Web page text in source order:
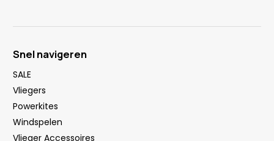
Snel navigeren
SALE
Vliegers
Powerkites
Windspelen
Vlieger Accessoires